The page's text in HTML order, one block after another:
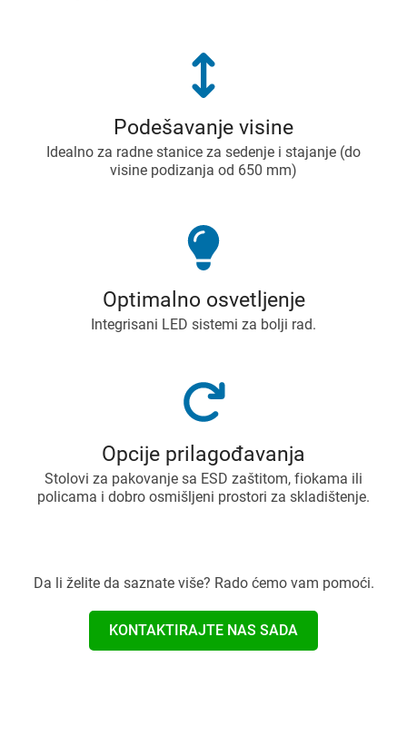
Podešavanje visine
Idealno za radne stanice za sedenje i stajanje (do
visine podizanja od 650 mm)
Optimalno osvetljenje
Integrisani LED sistemi za bolji rad.
Opcije prilagođavanja
Stolovi za pakovanje sa ESD zaštitom, fiokama ili
policama i dobro osmišljeni prostori za skladištenje.
Da li želite da saznate više? Rado ćemo vam pomoći.
KONTAKTIRAJTE NAS SADA